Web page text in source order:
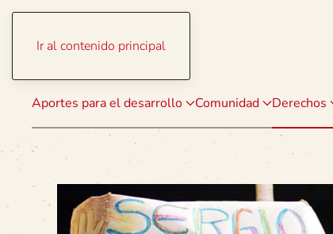
Ir al contenido principal
Aportes para el desarrollo Comunidad Derechos